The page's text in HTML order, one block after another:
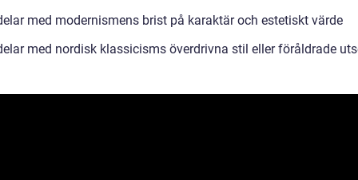
med modernismens brist på karaktär och estetiskt värde
med nordisk klassicisms överdrivna stil eller föråldrade